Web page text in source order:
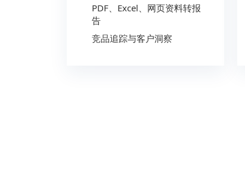
PDF、Excel、网页资料转报
告
竞品追踪与客户洞察